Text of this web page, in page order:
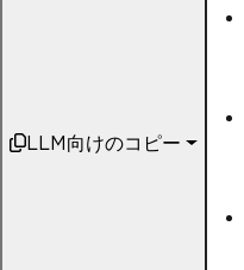
LLM向けのコピー